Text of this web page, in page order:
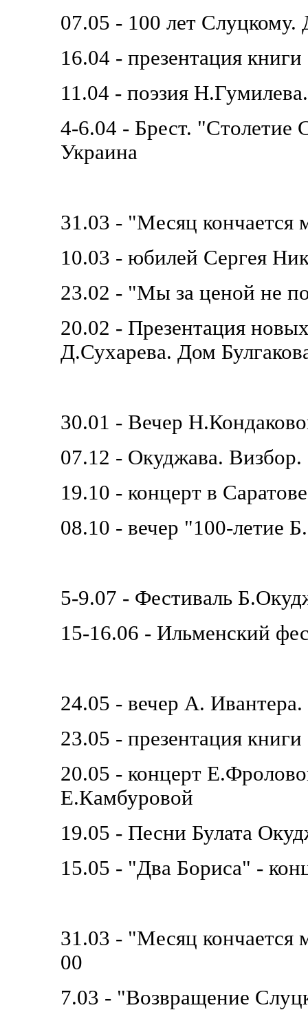
07.05 - 100 лет Слуцкому.
16.04 - презентация
11.04 - поэзия
4-6.04 - Брест. "Столетие
Украина
31.03 - "Месяц кончается
10.03 - юбилей Сергея
23.02 - "Мы за ценой не
20.02 - Презентация
Д.Сухарева. Дом
30.01 - Вечер
07.12 - Окуджава.
19.10 - концерт в Саратове
08.10 - вечер "100-летие
5-9.07 - Фестиваль
15-16.06 - Ильменский
24.05 - вечер А.
23.05 - презентация
20.05 - концерт
Е.Камбуровой
19.05 - Песни Булата
15.05 - "Два Бориса" -
31.03 - "Месяц кончается
00
7.03 - "Возвращение